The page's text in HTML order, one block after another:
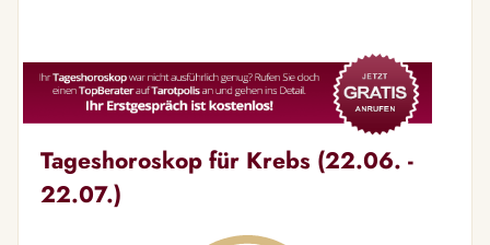
Tageshoroskop für Krebs (22.06. -
22.07.)